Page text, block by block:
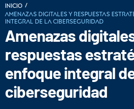
INICIO /
Amenazas digitales y respuestas
integral de la ciberseguridad
Amenazas
respuestas
enfoque integral
ciberseguridad